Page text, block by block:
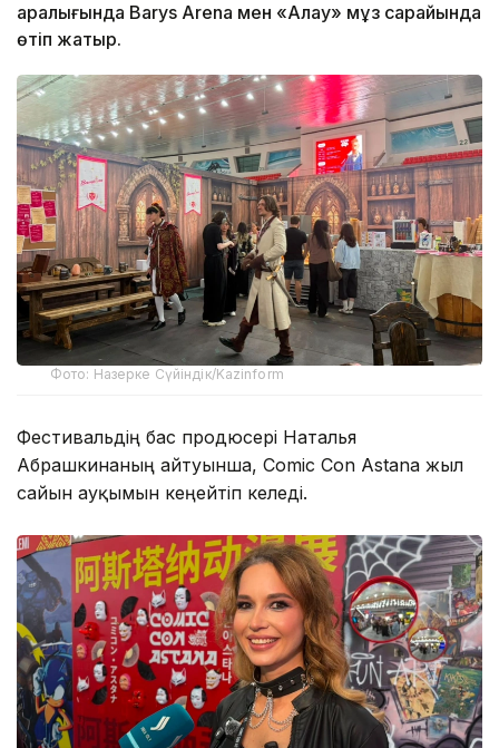
аралығында Barys Arena мен «Алау» мұз сарайында
өтіп жатыр.
Фото: Назерке Сүйіндік/Kazinform
Фестивальдің бас продюсері Наталья
Абрашкинаның айтуынша, Comic Con Astana жыл
сайын ауқымын кеңейтіп келеді.